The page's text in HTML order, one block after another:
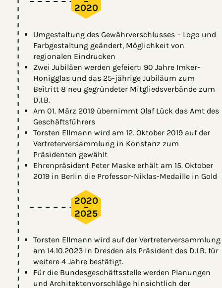
2020
Umgestaltung des Gewährverschlusses – Logo und
Farbgestaltung geändert, Möglichkeit von
regionalen Eindrucken
Zwei Jubiläen werden gefeiert: 90 Jahre Imker-
Honigglas und das 25-jährige Jubiläum zum
Beitritt 8 neu gegründeter Mitgliedsverbände zum
D.I.B.
Am 01. März 2019 übernimmt Olaf Lück das Amt des
Geschäftsführers
Torsten Ellmann wird am 12. Oktober 2019 auf der
Vertreterversammlung in Konstanz zum
Präsidenten gewählt
Ehrenpräsident Peter Maske erhält am 15. Oktober
2019 in Berlin die Professor-Niklas-Medaille in Gold
2020
–
2025
Torsten Ellmann wird auf der Vertreterversammlung
am 14.10.2023 in Dresden als Präsident des D.I.B. für
weitere 4 Jahre bestätigt.
Für die Bundesgeschäftsstelle werden Planungen
und Architektenvorschläge hinsichtlich der